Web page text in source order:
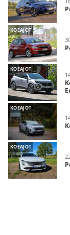
KOEAJOT
KOEAJOT
KOEAJOT
KOEAJOT